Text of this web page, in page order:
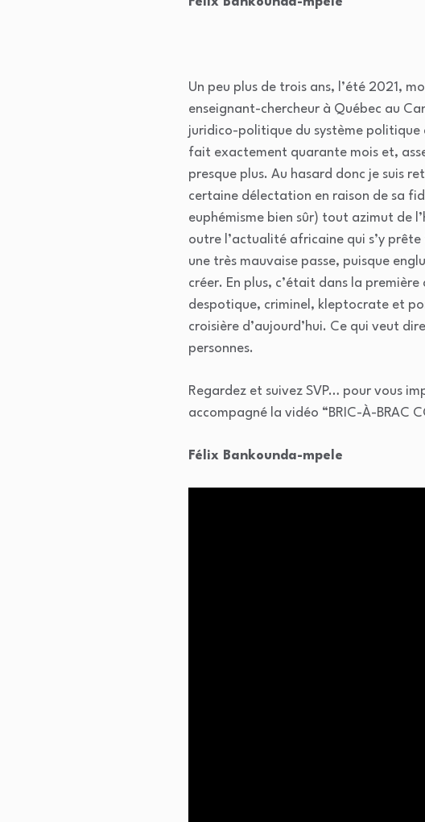
Un peu plus de trois ans, l’été 2021,
enseignant-chercheur à Québec au
juridico-politique du système politique
fait exactement quarante mois et,
presque plus. Au hasard donc je suis
certaine délectation en raison de sa
euphémisme bien sûr) tout azimut de
outre l’actualité africaine qui s’y
une très mauvaise passe, puisque
créer. En plus, c’était dans la
despotique, criminel, kleptocrate et
croisière d’aujourd’hui. Ce qui veut
personnes.
Regardez et suivez SVP… pour vous
accompagné la vidéo “BRIC-À-BRAC
Félix Bankounda-mpele